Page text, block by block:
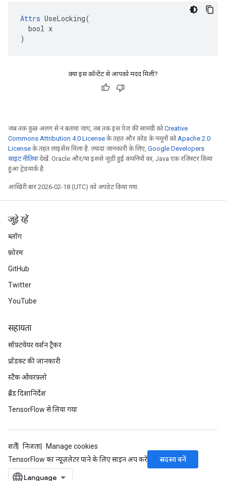
Attrs UseLocking(
  bool x
)
क्या इस कॉन्टेंट से आपको मदद मिली?
जब तक कुछ अलग से न बताया जाए, तब तक इस पेज की सामग्री कोCreative
Commons Attribution 4.0 License के तहत और कोड के नमूनों कोApache 2.0
License के तहत लाइसेंस मिला है. ज़्यादा जानकारी के लिए, Google Developers
साइट नीतियांदेखें. Oracle और/या इससे जुड़ी हुई कंपनियों का, Java एक रजिस्टर किया
हुआ ट्रेडमार्क है.
आखिरी बार 2026-02-18 (UTC) को अपडेट किया गया.
जुड़े रहें
ब्लॉग
फ़ोरम
GitHub
Twitter
YouTube
सहायता
सॉफ़्टवेयर वर्शन ट्रैकर
प्रॉडक्ट की जानकारी
स्टैक ओवरफ़्लो
ब्रैंड दिशानिर्देश
TensorFlow से लिया गया
शर्तें निजता
Manage cookies
TensorFlow का न्यूज़लेटर पाने के लिए साइन अप करें
सदस्य बनें